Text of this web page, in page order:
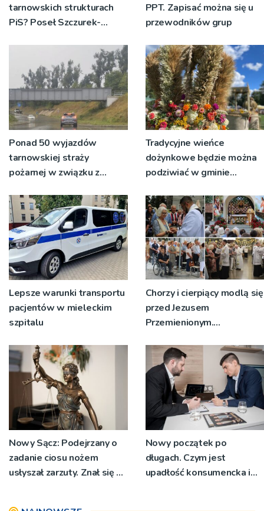
tarnowskich strukturach
PiS? Poseł Szczurek-
pracy parlamentarzysty’
PPT. Zapisać można się u
przewodników grup
Ponad 50 wyjazdów
tarnowskiej straży
pożarnej w związku z
Tradycyjne wieńce
dożynkowe będzie można
podziwiać w gminie
Lepsze warunki transportu
pacjentów w mieleckim
szpitalu
Chorzy i cierpiący modlą się
przed Jezusem
Przemienionym.
namaszczenia [ZDJĘCIA]
Nowy Sącz: Podejrzany o
zadanie ciosu nożem
usłyszał zarzuty. Znał się z
Nowy początek po
długach. Czym jest
upadłość konsumencka i